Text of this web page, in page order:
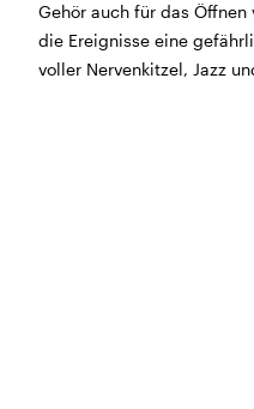
ab dem 10.8. sind wir
auf euch <3
Gehör auch für das
die Ereignisse eine
voller Nervenkitzel, Jazz